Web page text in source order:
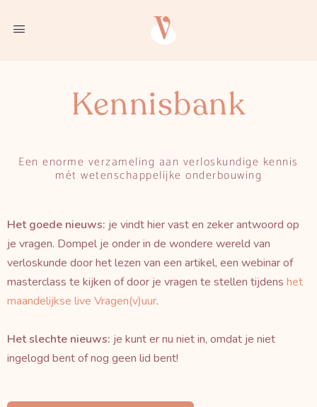
Kennisbank
Een enorme verzameling aan verloskundige kennis
mét wetenschappelijke onderbouwing
Het goede nieuws: je vindt hier vast en zeker antwoord op
je vragen. Dompel je onder in de wondere wereld van
verloskunde door het lezen van een artikel, een webinar of
masterclass te kijken of door je vragen te stellen tijdens het
maandelijkse live Vragen(v)uur.
Het slechte nieuws: je kunt er nu niet in, omdat je niet
ingelogd bent of nog geen lid bent!